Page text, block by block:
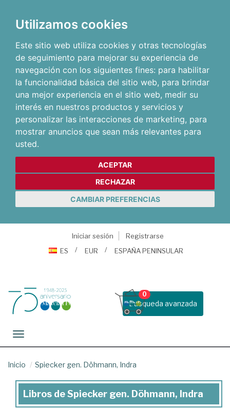
Utilizamos cookies
Este sitio web utiliza cookies y otras tecnologías
de seguimiento para mejorar su experiencia de
navegación con los siguientes fines: para habilitar
la funcionalidad básica del sitio web, para brindar
una mejor experiencia en el sitio web, medir su
interés en nuestros productos y servicios y
personalizar las interacciones de marketing, para
mostrar anuncios que sean más relevantes para
usted.
ACEPTAR
RECHAZAR
CAMBIAR PREFERENCIAS
Iniciar sesión
Registrarse
ES
EUR ESPAÑA PENINSULAR
Busqueda avanzada
0
Toggle navigation
Inicio Spiecker gen. Döhmann, Indra
Libros
Libros de Spiecker gen. Döhmann, Indra